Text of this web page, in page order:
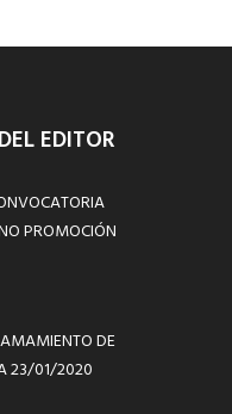
EDITOR
PROMOCIÓN
DE
23/01/2020